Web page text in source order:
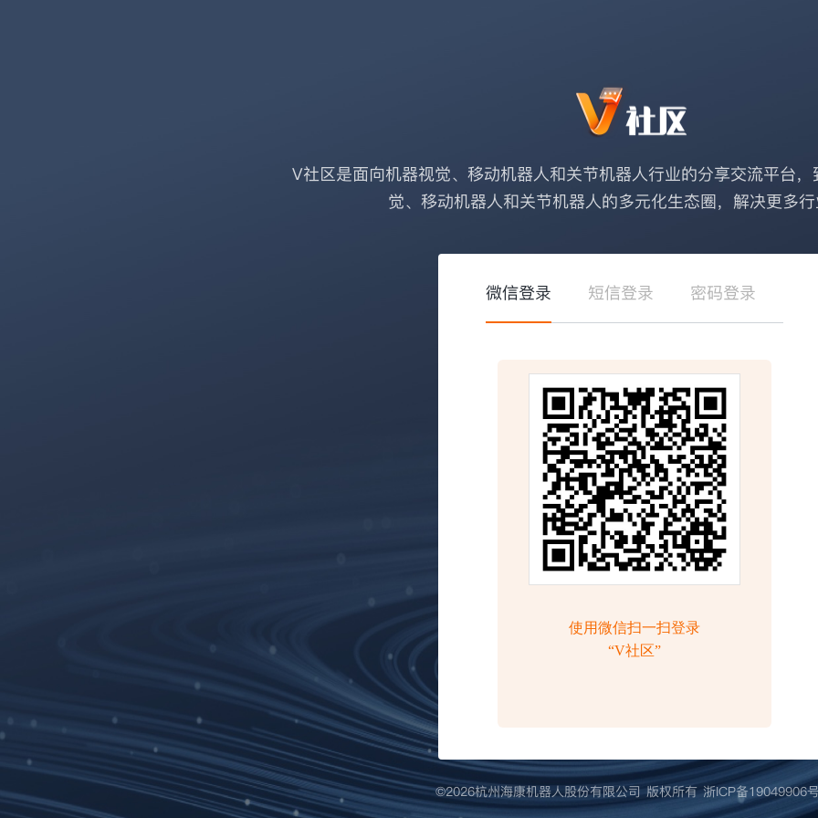
V社区是面向机器视觉、移动机器人和关节机器人行业的分享交流平台
觉、移动机器人和关节机器人的多元化生态圈，解决更多
微信登录 短信登录 密码登录
©️2026杭州海康机器人股份有限公司 版权所有浙ICP备19049906